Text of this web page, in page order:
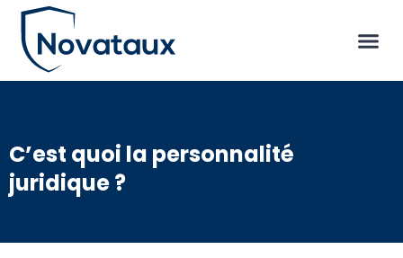
C’est quoi la personnalité
juridique ?